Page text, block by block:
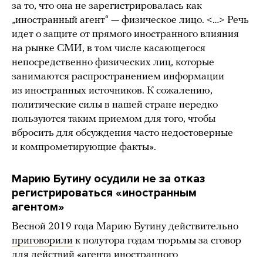
за то, что она не зарегистрировалась как
„иностранный агент“ — физическое лицо. <…> Речь
идет о защите от прямого иностранного влияния
на рынке СМИ, в том числе касающегося
непосредственно физических лиц, которые
занимаются распространением информации
из иностранных источников. К сожалению,
политические силы в нашей стране нередко
пользуются таким приемом для того, чтобы
вбросить для обсуждения часто недостоверные
и компрометирующие факты».
Марию Бутину осудили не за отказ
регистрироваться «иностранным
агентом»
Весной 2019 года Марию Бутину действительно
приговорили к полутора годам тюрьмы за сговор